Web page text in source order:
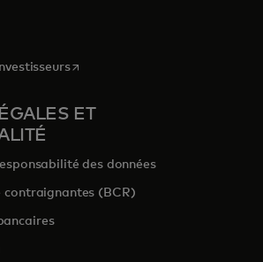
un nouvel onglet
s’ouvre dans un nouvel onglet
ET
des données
contraignantes (BCR)
dans un nouvel onglet